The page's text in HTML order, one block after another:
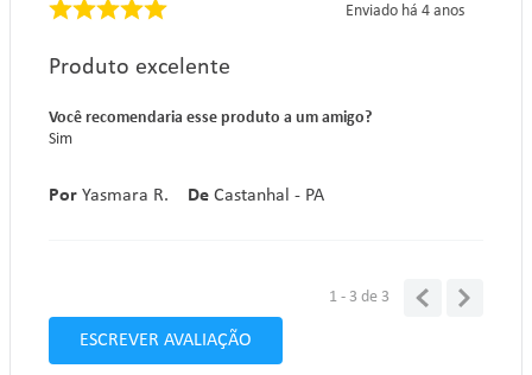
Enviado há 4 anos
Produto excelente
Você recomendaria esse produto a um amigo?
Sim
Por Yasmara R. De Castanhal - PA
1 - 3de 3
ESCREVER AVALIAÇÃO